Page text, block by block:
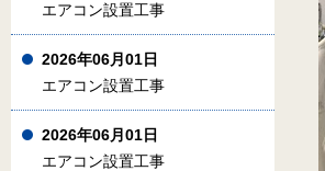
エアコン設置工事
2026年06月01日
エアコン設置工事
2026年06月01日
エアコン設置工事